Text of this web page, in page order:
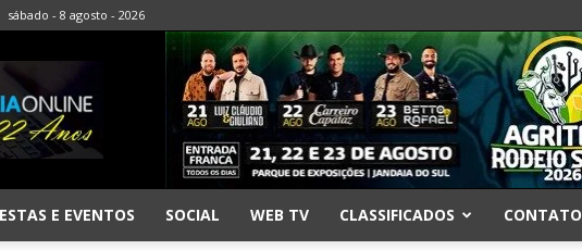
sábado - 8 agosto - 2026
E EVENTOS SOCIAL WEB TV CLASSIFICADOS CONTATO